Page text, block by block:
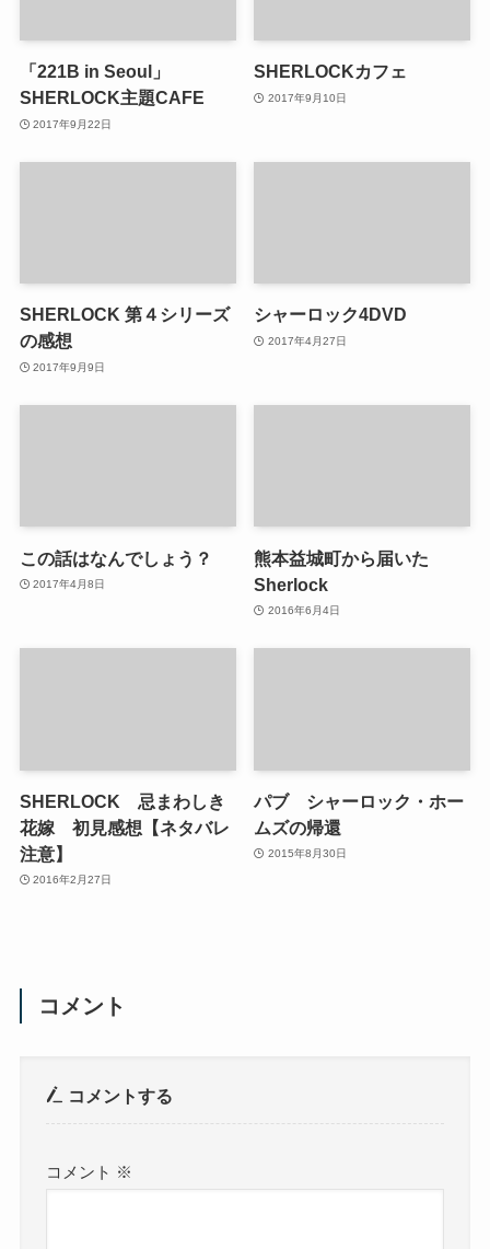
「221B in Seoul」
SHERLOCK主題CAFE
2017年9月22日
SHERLOCKカフェ
2017年9月10日
SHERLOCK 第４シリーズ
の感想
2017年9月9日
シャーロック4DVD
2017年4月27日
この話はなんでしょう？
2017年4月8日
熊本益城町から届いた
Sherlock
2016年6月4日
SHERLOCK 忌まわしき
花嫁 初見感想【ネタバレ
注意】
2016年2月27日
パブ シャーロック・ホー
ムズの帰還
2015年8月30日
コメント
コメントする
コメント ※